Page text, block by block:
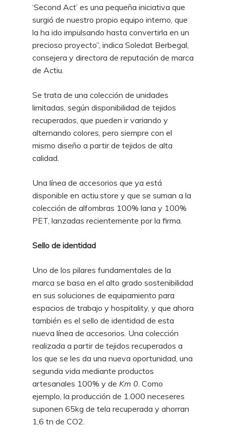
‘Second Act’ es una pequeña iniciativa que
surgió de nuestro propio equipo interno, que
la ha ido impulsando hasta convertirla en un
precioso proyecto”, indica Soledat Berbegal,
consejera y directora de reputación de marca
de Actiu.
Se trata de una colección de unidades
limitadas, según disponibilidad de tejidos
recuperados, que pueden ir variando y
alternando colores, pero siempre con el
mismo diseño a partir de tejidos de alta
calidad.
Una línea de accesorios que ya está
disponible en actiu.store y que se suman a la
colección de alfombras 100% lana y 100%
PET, lanzadas recientemente por la firma.
Sello de identidad
Uno de los pilares fundamentales de la
marca se basa en el alto grado sostenibilidad
en sus soluciones de equipamiento para
espacios de trabajo y hospitality, y que ahora
también es el sello de identidad de esta
nueva línea de accesorios. Una colección
realizada a partir de tejidos recuperados a
los que se les da una nueva oportunidad, una
segunda vida mediante productos
artesanales 100% y de Km 0. Como
ejemplo, la producción de 1.000 neceseres
suponen 65kg de tela recuperada y ahorran
1,6 tn de CO2.